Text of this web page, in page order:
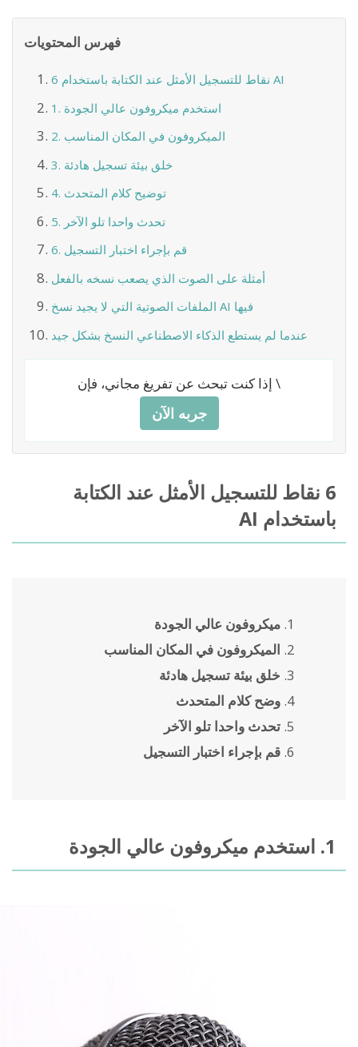
فهرس المحتويات
6 نقاط للتسجيل الأمثل عند الكتابة باستخدام AI
1. استخدم ميكروفون عالي الجودة
2. الميكروفون في المكان المناسب
3. خلق بيئة تسجيل هادئة
4. توضيح كلام المتحدث
5. تحدث واحدا تلو الآخر
6. قم بإجراء اختبار التسجيل
أمثلة على الصوت الذي يصعب نسخه بالفعل
الملفات الصوتية التي لا يجيد نسخ AI فيها
عندما لم يستطع الذكاء الاصطناعي النسخ بشكل جيد
إذا كنت تبحث عن تفريغ مجاني، فإن \
جربه الآن
6 نقاط للتسجيل الأمثل عند الكتابة
باستخدام AI
ميكروفون عالي الجودة
الميكروفون في المكان المناسب
خلق بيئة تسجيل هادئة
وضح كلام المتحدث
تحدث واحدا تلو الآخر
قم بإجراء اختبار التسجيل
1. استخدم ميكروفون عالي الجودة